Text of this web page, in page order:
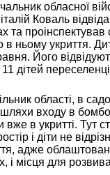
обласної
Коваль
та проінспектував
в ньому укриття.
Його
дітей
області, в
шляхи входу в
вже в укритті. Тут
і діти не
адже
і місця для